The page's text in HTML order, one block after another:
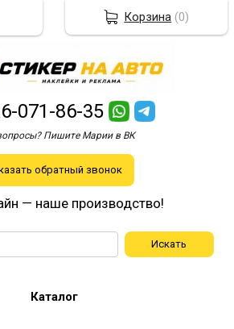
071-86-35
Пишите Марии в ВК
обратный звонок
— наше производство!
Каталог
Корзина (0)